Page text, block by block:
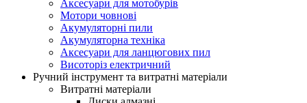
Аксесуари для мотобурів
Мотори човнові
Акумуляторні пили
Акумуляторна техніка
Аксесуари для ланцюгових пил
Висоторіз електричний
Ручний інструмент та витратні матеріали
Витратні матеріали